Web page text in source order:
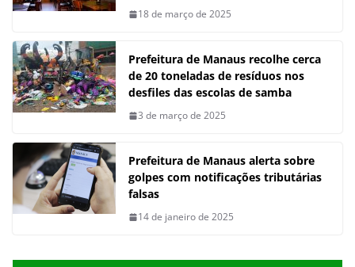
18 de março de 2025
Prefeitura de Manaus recolhe cerca
de 20 toneladas de resíduos nos
desfiles das escolas de samba
3 de março de 2025
Prefeitura de Manaus alerta sobre
golpes com notificações tributárias
falsas
14 de janeiro de 2025